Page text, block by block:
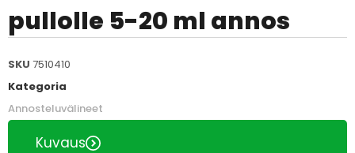
pullolle 5-20 ml annos
SKU 7510410
Kategoria
Annosteluvälineet
Kuvaus